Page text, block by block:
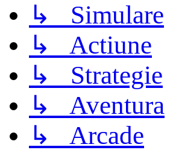
↳ Simulare
↳ Actiune
↳ Strategie
↳ Aventura
↳ Arcade